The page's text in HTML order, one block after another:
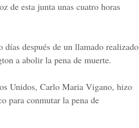
de esta junta unas cuatro horas
después de un llamado realizado
a abolir la pena de muerte.
Unidos, Carlo Maria Vigano, hizo
para conmutar la pena de